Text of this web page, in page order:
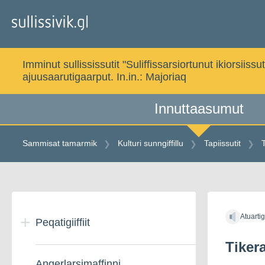
Imminut sullississutit "Suliffissarsiortunut
ajuusaarutigaarput. In.in.: Majoriaq
Innuttaasumut
Sammisat tamarmik Kulturi sunngiffillu Tapiissutit
indholdetPeqatigiiffiit